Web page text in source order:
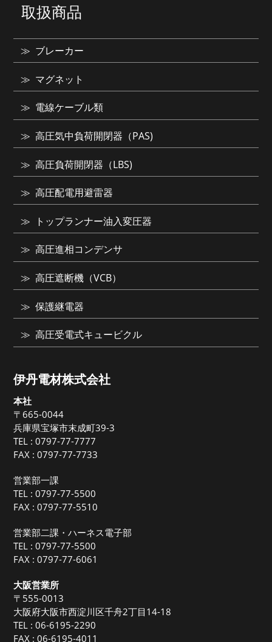
伊丹電材株式会社
本社
〒665-0044
兵庫県宝塚市末成町39-3
TEL :0797-77-7777
FAX : 0797-77-7733
営業部一課
TEL :0797-77-5500
FAX : 0797-77-5510
営業部二課・ハーネス電子部
TEL :0797-77-5500
FAX : 0797-77-6061
大阪営業所
〒555-0013
大阪府大阪市西淀川区千舟2丁目14-18
TEL :06-6195-2290
FAX : 06-6195-4011
取扱商品
ブレーカー
マグネット
電線ケーブル類
高圧気中負荷開閉器（PAS)
高圧負荷開閉器（LBS)
高圧配電用避雷器
トップランナー油入変圧器
高圧進相コンデンサ
高圧遮断機（VCB）
保護継電器
高圧受電式キュービクル